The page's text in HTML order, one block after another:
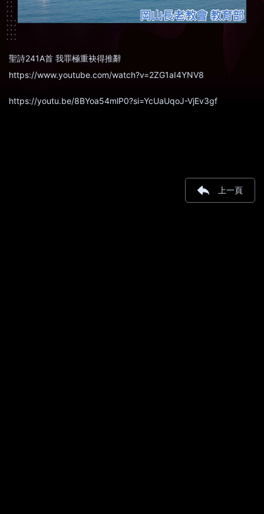
聖詩241A首 我罪極重袂得推辭
https://www.youtube.com/watch?v=2ZG1aI4YNV8
https://youtu.be/8BYoa54mlP0?si=YcUaUqoJ-VjEv3gf
上一頁